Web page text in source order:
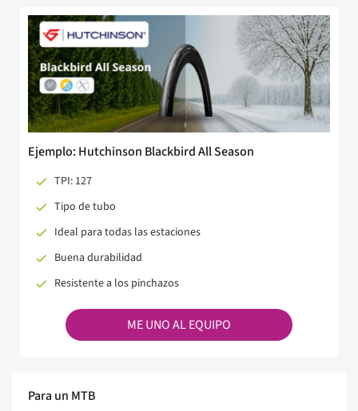
Ejemplo: Hutchinson Blackbird All Season
TPI: 127
Tipo de tubo
Ideal para todas las estaciones
Buena durabilidad
Resistente a los pinchazos
ME UNO AL EQUIPO
Para un MTB